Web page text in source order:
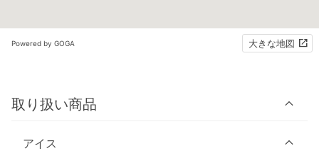
Powered by GOGA 大きな地図
取り扱い商品
アイス